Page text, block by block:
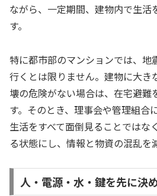
ながら、一定期間、建物内で生活
す。
特に都市部のマンションでは、地
行くとは限りません。建物に大き
壊の危険がない場合は、在宅避難
す。そのとき、理事会や管理組合
生活をすべて面倒見ることではな
る状態にし、情報と物資の混乱を
人・電源・水・鍵を先に決